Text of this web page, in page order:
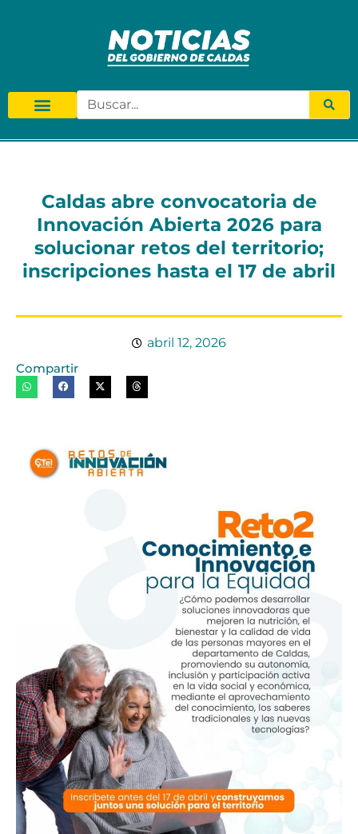
Caldas abre convocatoria de
Innovación Abierta 2026 para
solucionar retos del territorio;
inscripciones hasta el 17 de abril
abril 12, 2026
Compartir